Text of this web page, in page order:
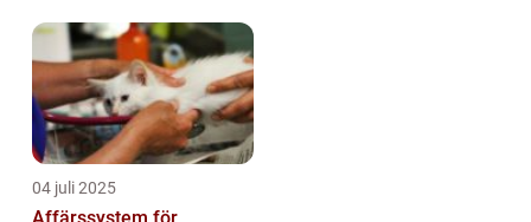
04 juli 2025
Affärssystem för